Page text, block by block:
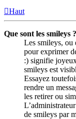
Haut
Que sont les smileys ?
Les smileys, ou
pour exprimer
:) signifie
smileys est
Essayez
rendre un
les retirer ou
de smileys par